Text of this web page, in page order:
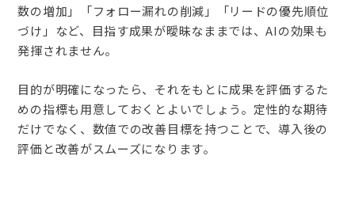
数の増加」「フォロー漏れの削減」「リードの優先順位
づけ」など、目指す成果が曖昧なままでは、AIの効果も
発揮されません。
目的が明確になったら、それをもとに成果を評価するた
めの指標も用意しておくとよいでしょう。定性的な期待
だけでなく、数値での改善目標を持つことで、導入後の
評価と改善がスムーズになります。